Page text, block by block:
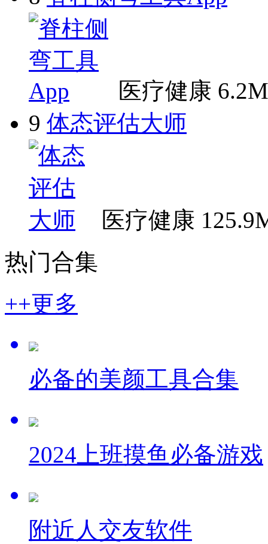
医疗健康
9 体态评估大师
医疗健康
热门合集
++更多
必备的美颜工具合集
2024上班摸鱼必备游戏
附近人交友软件